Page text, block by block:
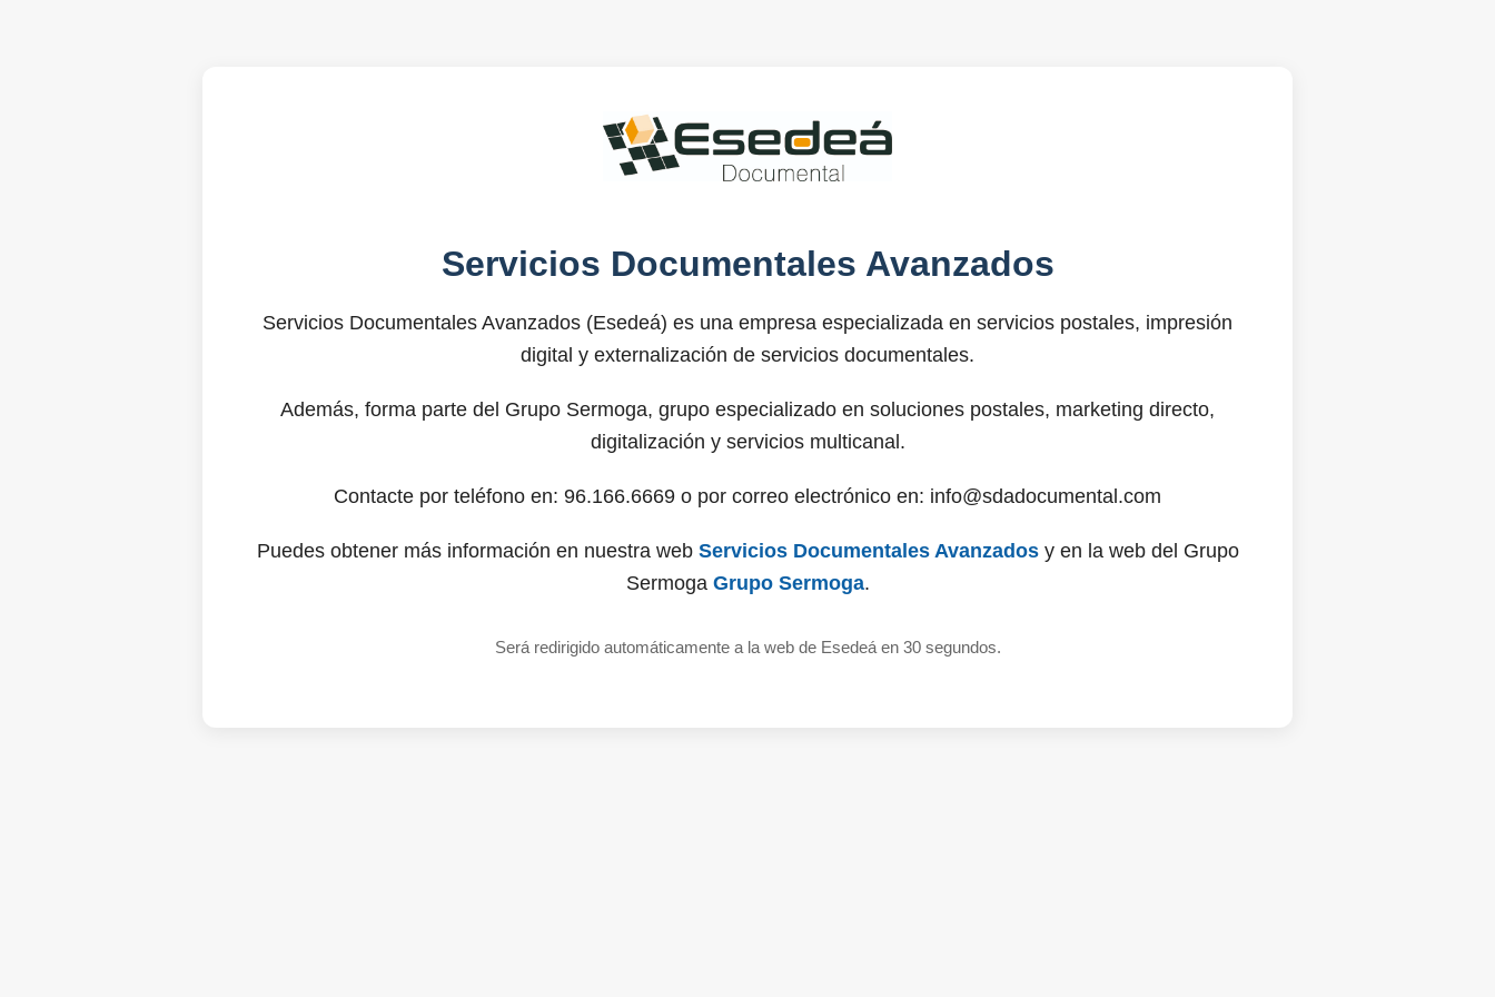
Servicios Documentales Avanzados
Servicios Documentales Avanzados (Esedeá) es una empresa especializada en servicios postales, impresión
digital y externalización de servicios documentales.
Además, forma parte del Grupo Sermoga, grupo especializado en soluciones postales, marketing directo,
digitalización y servicios multicanal.
Contacte por teléfono en: 96.166.6669 o por correo electrónico en: info@sdadocumental.com
Puedes obtener más información en nuestra web Servicios Documentales Avanzadosy en la web del Grupo
Sermoga Grupo Sermoga.
Será redirigido automáticamente a la web de Esedeá en 30 segundos.